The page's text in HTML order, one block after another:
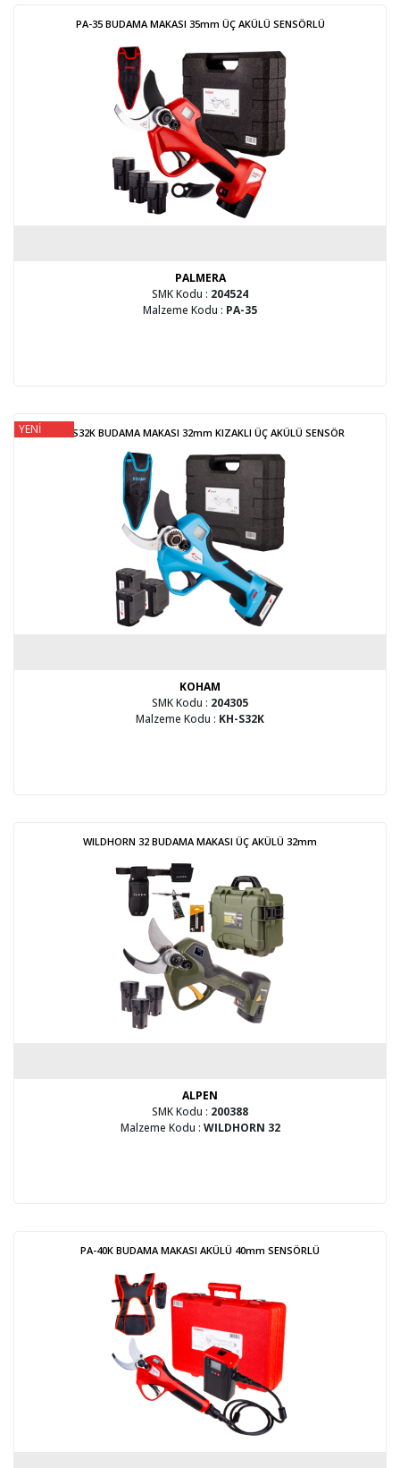
PA-35 BUDAMA MAKASI 35mm ÜÇ AKÜLÜ SENSÖRLÜ
PALMERA
SMK Kodu : 204524
Malzeme Kodu : PA-35
YENİ KH-S32K BUDAMA MAKASI 32mm KIZAKLI ÜÇ AKÜLÜ SENSÖR
KOHAM
SMK Kodu : 204305
Malzeme Kodu : KH-S32K
WILDHORN 32 BUDAMA MAKASI ÜÇ AKÜLÜ 32mm
ALPEN
SMK Kodu : 200388
Malzeme Kodu : WILDHORN 32
PA-40K BUDAMA MAKASI AKÜLÜ 40mm SENSÖRLÜ